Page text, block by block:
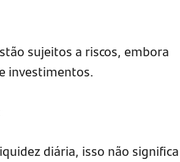
sujeitos a riscos, embora
investimentos.
diária, isso não